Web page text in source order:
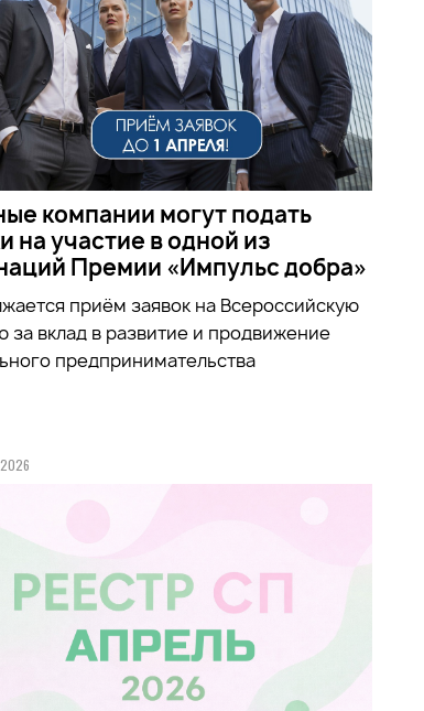
компании могут подать
на участие в одной из
Премии «Импульс добра»
приём заявок на Всероссийскую
вклад в развитие и продвижение
предпринимательства